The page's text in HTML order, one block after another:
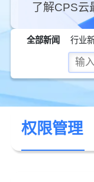
了解CPS云
全部新闻 行业
权限管理